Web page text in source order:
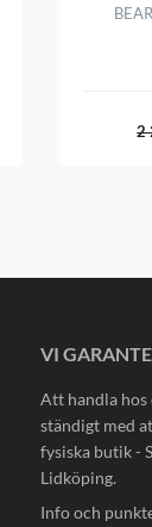
2
VI
Att handla hos
ständigt med
fysiska butik -
Lidköping.
Info och